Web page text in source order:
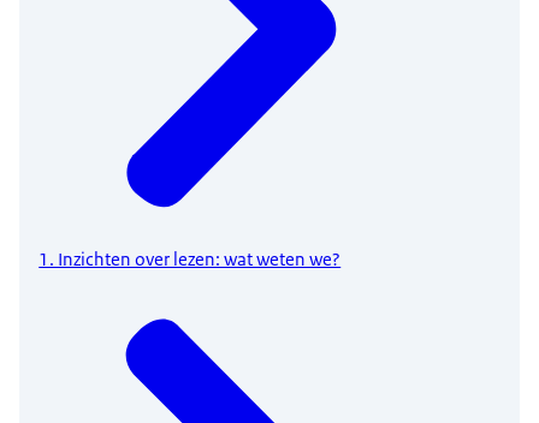
1. Inzichten over lezen: wat weten we?